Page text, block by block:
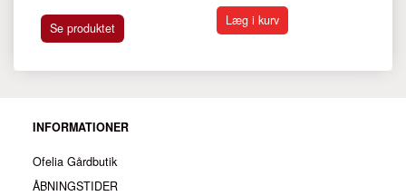
Se produktet Læg i kurv
INFORMATIONER
Ofelia Gårdbutik
ÅBNINGSTIDER